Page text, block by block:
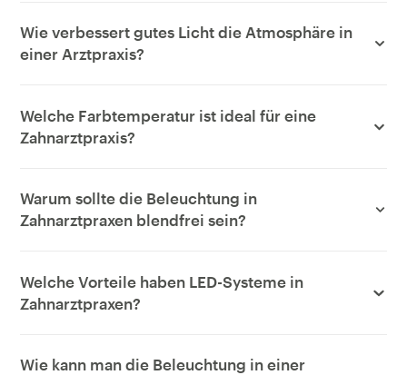
Wie verbessert gutes Licht die Atmosphäre in
einer Arztpraxis?
Welche Farbtemperatur ist ideal für eine
Zahnarztpraxis?
Warum sollte die Beleuchtung in
Zahnarztpraxen blendfrei sein?
Welche Vorteile haben LED-Systeme in
Zahnarztpraxen?
Wie kann man die Beleuchtung in einer